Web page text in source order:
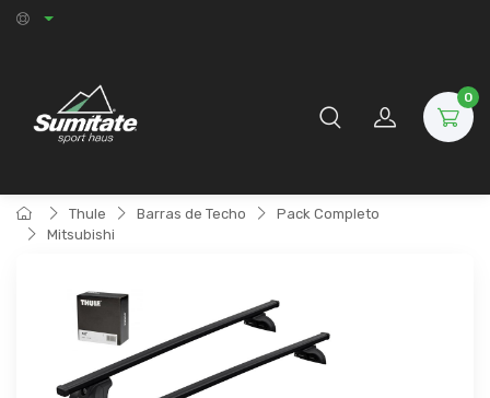
0
Thule Barras de Techo
Pack Completo
Mitsubishi